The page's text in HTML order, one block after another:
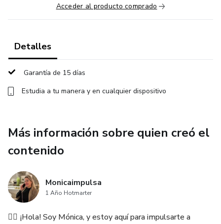
reventa o afiliado).
menos de 24 horas.
✅ Cómo optimizar tu perfil para atraer a las personas
✅ Plan diario de 30 días para que sepas exactamente qué
✅ Cómo escalar de 500 € a ingresos recurrentes.
Este ebook está pensado para mujeres reales, con vidas
Acceder al producto comprado
Detalles
Garantía de 15 días
Estudia a tu manera y en cualquier dispositivo
Más información sobre quien creó el
contenido
Monicaimpulsa
1 Año Hotmarter
🙋‍♀️ ¡Hola! Soy Mónica, y estoy aquí para impulsarte a